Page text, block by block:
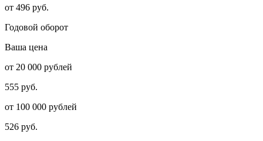
от 496 руб.
Годовой оборот
Ваша цена
от 20 000 рублей
555 руб.
от 100 000 рублей
526 руб.